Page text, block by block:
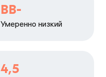
BB-
Умеренно низкий
4,5